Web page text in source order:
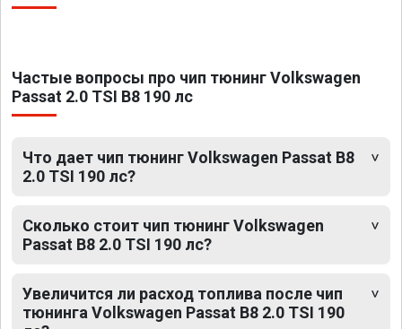
Частые вопросы про чип тюнинг Volkswagen
Passat 2.0 TSI B8 190 лс
Что дает чип тюнинг Volkswagen Passat B8
2.0 TSI 190 лс?
Сколько стоит чип тюнинг Volkswagen
Passat B8 2.0 TSI 190 лс?
Увеличится ли расход топлива после чип
тюнинга Volkswagen Passat B8 2.0 TSI 190